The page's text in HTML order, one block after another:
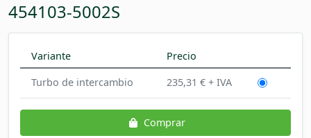
454103-5002S
Variante
Precio
Turbo de intercambio
235,31 € + IVA
Comprar